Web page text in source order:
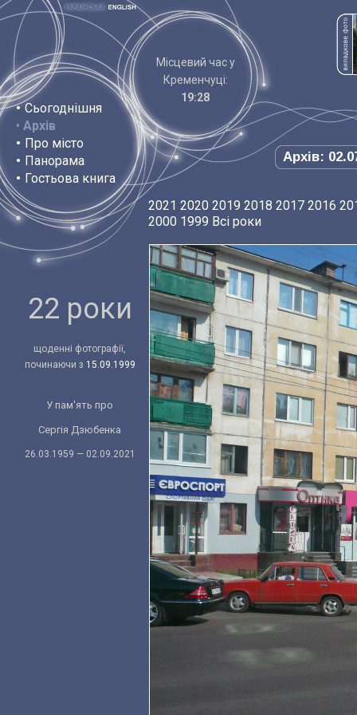
• Сьогоднішня
• Архів
• Про місто
• Панорама
• Гостьова книга
Місцевий час у
Кременчуці:
19:28
Архів:
22 роки
щоденні фотографії,
починаючи з 15.09.1999
У пам'ять про
Сергія Дзюбенка
26.03.1959 — 02.09.2021
2021 2020 2019 2018 2017 2016
2000 1999 Всі роки